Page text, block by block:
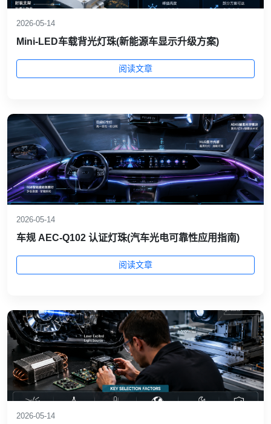
2026-05-14
Mini‑LED车载背光灯珠(新能源车显示升级方案)
阅读文章
2026-05-14
车规 AEC‑Q102 认证灯珠(汽车光电可靠性应用指南)
阅读文章
2026-05-14